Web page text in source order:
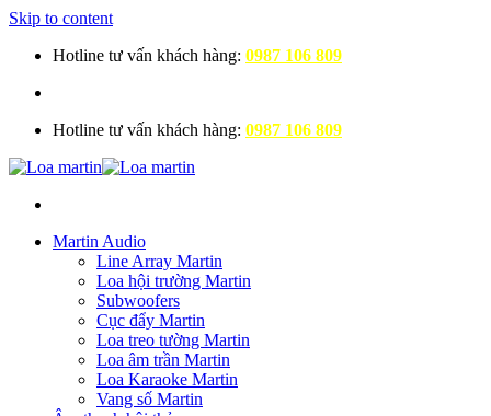
Skip to content
Hotline tư vấn khách hàng: 0987 106 809
Hotline tư vấn khách hàng: 0987 106 809
Martin Audio
Line Array Martin
Loa hội trường Martin
Subwoofers
Cục đẩy Martin
Loa treo tường Martin
Loa âm trần Martin
Loa Karaoke Martin
Vang số Martin